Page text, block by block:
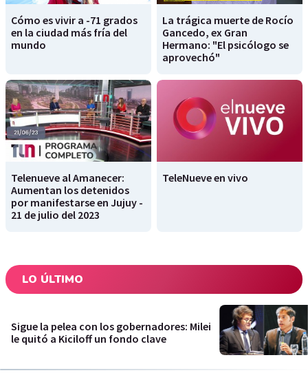
Cómo es vivir a -71 grados
en la ciudad más fría del
mundo
La trágica muerte de Rocío
Gancedo, ex Gran
Hermano: "El psicólogo se
aprovechó"
Telenueve al Amanecer:
Aumentan los detenidos
por manifestarse en Jujuy -
21 de julio del 2023
TeleNueve en vivo
LO ÚLTIMO
Sigue la pelea con los gobernadores: Milei
le quitó a Kiciloff un fondo clave